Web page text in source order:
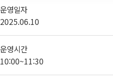
운영일자
2025.06.10
운영시간
10:00~11:30